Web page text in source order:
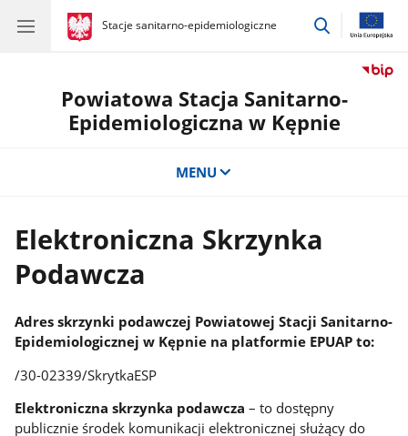
gov.pl
Stacje sanitarno-epidemiologiczne
gov.pl
Stacje
przejdź
Powiatowa Stacja Sanitarno-
Epidemiologiczna w Kępnie
MENU
Elektroniczna Skrzynka
Podawcza
Adres skrzynki podawczej Powiatowej Stacji Sanitarno-
Epidemiologicznej w Kępnie na platformie EPUAP to:
/30-02339/SkrytkaESP
Elektroniczna skrzynka podawcza – to dostępny
publicznie środek komunikacji elektronicznej służący do